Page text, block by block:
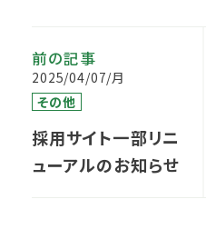
前の記事
2025/04/07/月
その他
採用サイト一部リニ
ューアルのお知らせ